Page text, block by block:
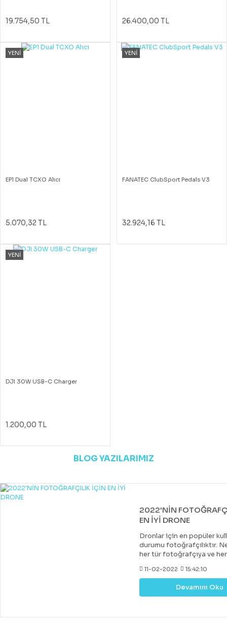
19.754,50 TL 26.400,00 TL
YENİ
EP1 Dual TCXO Alıcı
5.070,32 TL
YENİ
FANATEC ClubSport Pedals V3
32.924,16 TL
YENİ
DJI 30W USB-C Charger
1.200,00 TL
BLOG YAZILARIMIZ
2022'NİN
EN İYİ DRONE
Dronlar için en popüler
durumu fotoğrafçılıktır.
her tür fotoğrafçıya ve
drone, DJI tarafından
diğer markalar tarafından
değerli rakipler de vardır.
drone almak mümkündür.
Devamını Oku
11-02-2022 15:42:10